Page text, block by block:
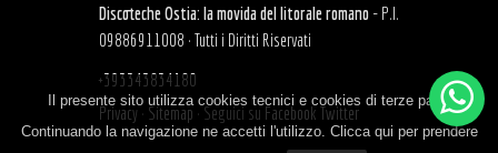
Discoteche Ostia: la movida del litorale romano - P.I.
09886911008 · Tutti i Diritti Riservati
+393343834180
Privacy · Sitemap · Seguici su Facebook Twitter
Il presente sito utilizza cookies tecnici e cookies di terze parti.
Continuando la navigazione ne accetti l'utilizzo. Clicca qui per prendere